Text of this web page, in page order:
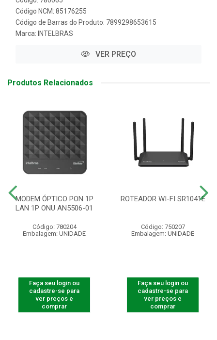
Código NCM: 85176255
Código de Barras do Produto: 7899298653615
Marca: INTELBRAS
VER PREÇO
Produtos Relacionados
MODEM ÓPTICO PON 1P
LAN 1P ONU AN5506-01
Código: 780204
Embalagem: UNIDADE
Faça seu login ou
cadastre-se para
ver preços e
comprar
ROTEADOR WI-FI SR1041E
Código: 750207
Embalagem: UNIDADE
Faça seu login ou
cadastre-se para
ver preços e
comprar